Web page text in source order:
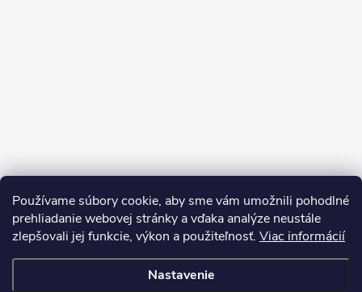
Používame súbory cookie, aby sme vám umožnili pohodlné
prehliadanie webovej stránky a vďaka analýze neustále
zlepšovali jej funkcie, výkon a použiteľnosť. Viac informácií
Nastavenie
Sledovať na Instagrame